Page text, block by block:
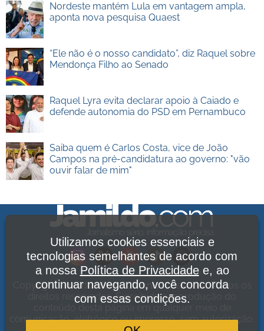
Nordeste mantém Lula em vantagem ampla,
aponta nova pesquisa Quaest
“Ele não é o nosso candidato”, diz Raquel sobre
Mendonça Filho ao Senado
Raquel Lyra evita declarar apoio à Caiado e
defende autonomia do PSD em Pernambuco
Saiba quem é Carlos Costa, vice de João
Campos na pré-candidatura ao governo: "vão
ouvir falar de mim"
Copyright Jamildo Melo Comunicações Ltda. Todos os
direitos reservados. É proibida a reprodução do
conteúdo desta página em qualquer meio de
comunicação, eletrônico ou impresso, sem autorização.
Utilizamos cookies essenciais e
tecnologias semelhantes de acordo com
a nossa Política de Privacidadee, ao
continuar navegando, você concorda
com essas condições.